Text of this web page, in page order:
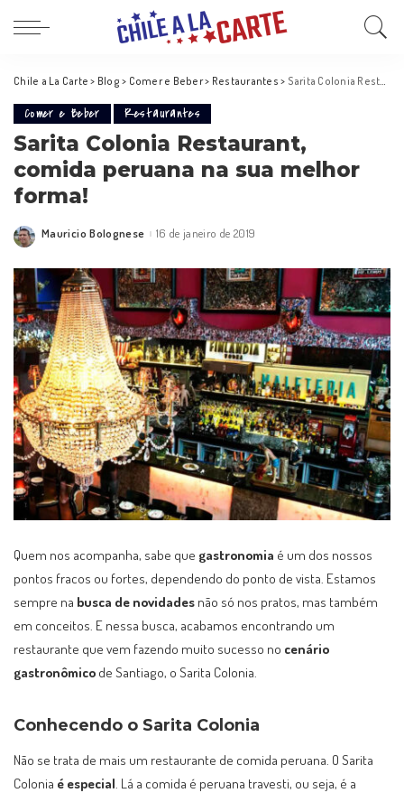
Chile a La Carte > Blog > Comer e Beber> Restaurantes > Sarita Colonia Restaurant, comida peruana na sua melhor forma!
Comer e Beber Restaurantes
Sarita Colonia Restaurant,
comida peruana na sua melhor
forma!
Posted
Mauricio Bolognese 16 de janeiro de 2019
Quem nos acompanha, sabe que gastronomia é um dos nossos
pontos fracos ou fortes, dependendo do ponto de vista. Estamos
sempre na busca de novidades não só nos pratos, mas também
em conceitos. E nessa busca, acabamos encontrando um
restaurante que vem fazendo muito sucesso no cenário
gastronômico de Santiago, o Sarita Colonia.
Conhecendo o Sarita Colonia
Não se trata de mais um restaurante de comida peruana. O Sarita
Colonia é especial . Lá a comida é peruana travesti, ou seja, é a